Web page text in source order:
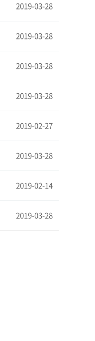
2019-03-28
2019-03-28
2019-03-28
2019-03-28
2019-02-27
2019-03-28
2019-02-14
2019-03-28